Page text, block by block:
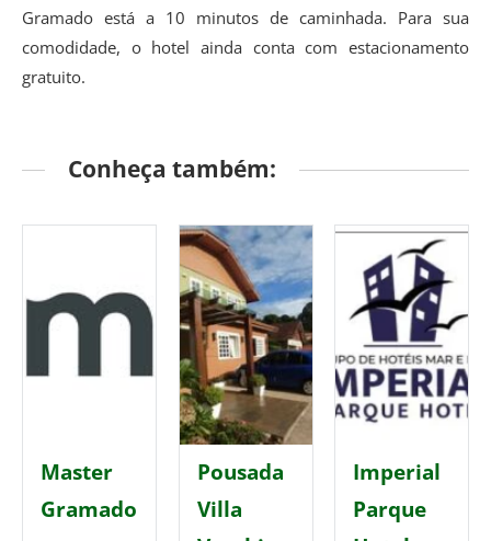
Gramado está a 10 minutos de caminhada. Para sua
comodidade, o hotel ainda conta com estacionamento
gratuito.
Conheça também:
Master
Gramado
Pousada
Villa
Imperial
Parque